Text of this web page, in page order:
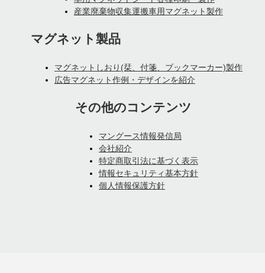
産業廃棄物収集運搬車用マグネット製作
マグネット製品
マグネットしおり(栞、付箋、ブックマーカー)製作
広告マグネット作例・デザインを紹介
その他のコンテンツ
マングース情報発信局
会社紹介
特定商取引法に基づく表示
情報セキュリティ基本方針
個人情報保護方針